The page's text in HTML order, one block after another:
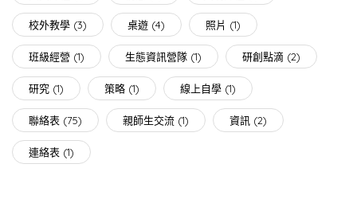
校外教學 (3) 桌遊 (4) 照片 (1)
班級經營 (1) 生態資訊營隊 (1) 研創點滴 (2)
研究 (1) 策略 (1) 線上自學 (1)
聯絡表 (75) 親師生交流 (1) 資訊 (2)
連絡表 (1)